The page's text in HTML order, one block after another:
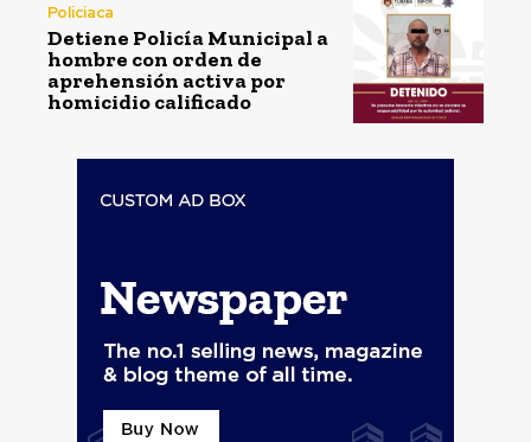
Policiaca
Detiene Policía Municipal a
hombre con orden de
aprehensión activa por
homicidio calificado